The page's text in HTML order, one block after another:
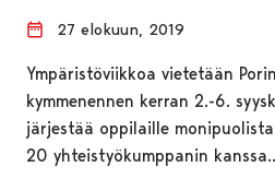
27 elokuun, 2019
Ympäristöviikkoa vietetään
kymmenennen kerran 2.-6.
järjestää oppilaille
20 yhteistyökumppanin